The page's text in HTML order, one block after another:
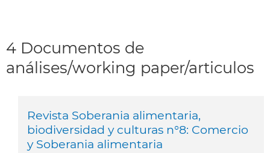
4 Documentos de
análises/working paper/articulos
Revista Soberania alimentaria,
biodiversidad y culturas n°8: Comercio
y Soberania alimentaria